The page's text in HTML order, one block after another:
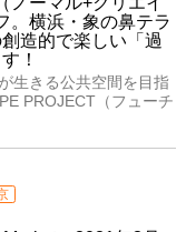
。横浜・象の鼻テラ
造的で楽しい「過
！
生きる公共空間を目指
PROJECT（フューチ